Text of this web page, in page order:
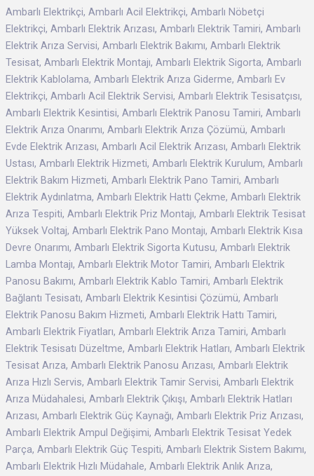
Ambarlı Elektrikçi, Ambarlı Acil Elektrikçi, Ambarlı Nöbetçi
Elektrikçi, Ambarlı Elektrik Arızası, Ambarlı Elektrik Tamiri, Ambarlı
Elektrik Arıza Servisi, Ambarlı Elektrik Bakımı, Ambarlı Elektrik
Tesisat, Ambarlı Elektrik Montajı, Ambarlı Elektrik Sigorta, Ambarlı
Elektrik Kablolama, Ambarlı Elektrik Arıza Giderme, Ambarlı Ev
Elektrikçi, Ambarlı Acil Elektrik Servisi, Ambarlı Elektrik Tesisatçısı,
Ambarlı Elektrik Kesintisi, Ambarlı Elektrik Panosu Tamiri, Ambarlı
Elektrik Arıza Onarımı, Ambarlı Elektrik Arıza Çözümü, Ambarlı
Evde Elektrik Arızası, Ambarlı Acil Elektrik Arızası, Ambarlı Elektrik
Ustası, Ambarlı Elektrik Hizmeti, Ambarlı Elektrik Kurulum, Ambarlı
Elektrik Bakım Hizmeti, Ambarlı Elektrik Pano Tamiri, Ambarlı
Elektrik Aydınlatma, Ambarlı Elektrik Hattı Çekme, Ambarlı Elektrik
Arıza Tespiti, Ambarlı Elektrik Priz Montajı, Ambarlı Elektrik Tesisat
Yüksek Voltaj, Ambarlı Elektrik Pano Montajı, Ambarlı Elektrik Kısa
Devre Onarımı, Ambarlı Elektrik Sigorta Kutusu, Ambarlı Elektrik
Lamba Montajı, Ambarlı Elektrik Motor Tamiri, Ambarlı Elektrik
Panosu Bakımı, Ambarlı Elektrik Kablo Tamiri, Ambarlı Elektrik
Bağlantı Tesisatı, Ambarlı Elektrik Kesintisi Çözümü, Ambarlı
Elektrik Panosu Bakım Hizmeti, Ambarlı Elektrik Hattı Tamiri,
Ambarlı Elektrik Fiyatları, Ambarlı Elektrik Arıza Tamiri, Ambarlı
Elektrik Tesisatı Düzeltme, Ambarlı Elektrik Hatları, Ambarlı Elektrik
Tesisat Arıza, Ambarlı Elektrik Panosu Arızası, Ambarlı Elektrik
Arıza Hızlı Servis, Ambarlı Elektrik Tamir Servisi, Ambarlı Elektrik
Arıza Müdahalesi, Ambarlı Elektrik Çıkışı, Ambarlı Elektrik Hatları
Arızası, Ambarlı Elektrik Güç Kaynağı, Ambarlı Elektrik Priz Arızası,
Ambarlı Elektrik Ampul Değişimi, Ambarlı Elektrik Tesisat Yedek
Parça, Ambarlı Elektrik Güç Tespiti, Ambarlı Elektrik Sistem Bakımı,
Ambarlı Elektrik Hızlı Müdahale, Ambarlı Elektrik Anlık Arıza,